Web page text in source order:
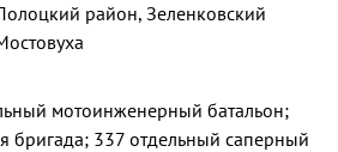
район, Зеленковский
мотоинженерный батальон;
бригада; 337 отдельный саперный